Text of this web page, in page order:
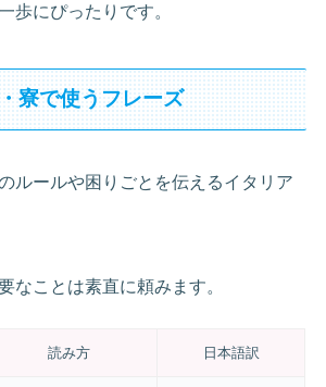
歩にぴったりです。
寮で使うフレーズ
ルールや困りごとを伝えるイタリア
なことは素直に頼みます。
読み方 日本語訳